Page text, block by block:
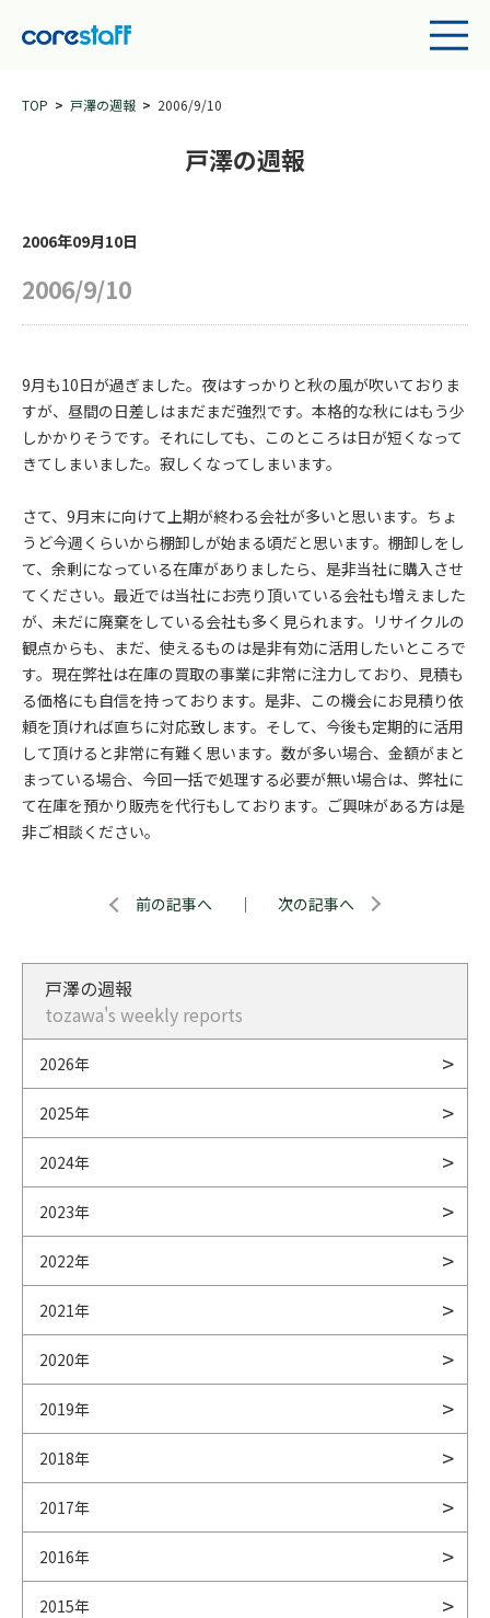
TOP 戸澤の週報 2006/9/10
戸澤の週報
2006年09月10日
2006/9/10
9月も10日が過ぎました。夜はすっかりと秋の風が吹いておりま
すが、昼間の日差しはまだまだ強烈です。本格的な秋にはもう少
しかかりそうです。それにしても、このところは日が短くなって
きてしまいました。寂しくなってしまいます。
さて、9月末に向けて上期が終わる会社が多いと思います。ちょ
うど今週くらいから棚卸しが始まる頃だと思います。棚卸しをし
て、余剰になっている在庫がありましたら、是非当社に購入させ
てください。最近では当社にお売り頂いている会社も増えました
が、未だに廃棄をしている会社も多く見られます。リサイクルの
観点からも、まだ、使えるものは是非有効に活用したいところで
す。現在弊社は在庫の買取の事業に非常に注力しており、見積も
る価格にも自信を持っております。是非、この機会にお見積り依
頼を頂ければ直ちに対応致します。そして、今後も定期的に活用
して頂けると非常に有難く思います。数が多い場合、金額がまと
まっている場合、今回一括で処理する必要が無い場合は、弊社に
て在庫を預かり販売を代行もしております。ご興味がある方は是
非ご相談ください。
前の記事へ ｜ 次の記事へ
戸澤の週報
tozawa's weekly reports
2026年
2025年
2024年
2023年
2022年
2021年
2020年
2019年
2018年
2017年
2016年
2015年